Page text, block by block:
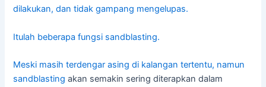
dilakukan, dan tidak gampang mengelupas.
Itulah beberapa fungsi sandblasting.
Meski masih terdengar asing di kalangan tertentu, namun
sandblasting akan semakin sering diterapkan dalam